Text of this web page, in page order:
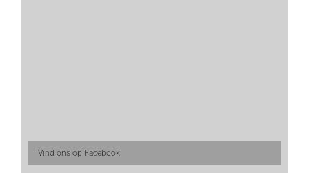
Vind ons op Facebook